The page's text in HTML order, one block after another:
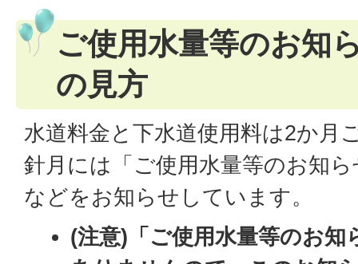
ご使用水量等のお知
の見方
水道料金と下水道使用料は2か月
針月には「ご使用水量等のお知
などをお知らせしています。
(注意)「ご使用水量等のお知